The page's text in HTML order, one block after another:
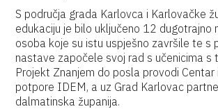
S područja grada Karlovca i Karlovačke
edukaciju je bilo uključeno 12 dugotrajno
osoba koje su istu uspješno završile te s
nastave započele svoj rad s učenicima s
Projekt Znanjem do posla provodi Centar
potpore IDEM, a uz Grad Karlovac
dalmatinska županija.